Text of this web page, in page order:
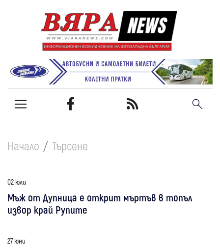
Начало Търсене
02 юли
Мъж от Дупница е открит мъртъв в топъл
извор край Рупите
27 юни